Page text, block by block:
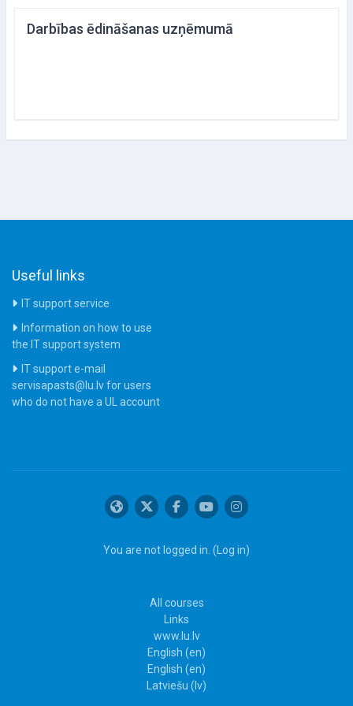
Darbības ēdināšanas uzņēmumā
Useful links
IT support service
Information on how to use
the IT support system
IT support e-mail
servisapasts@lu.lv for users
who do not have a UL account
You are not logged in. ( Log in)
All courses
Links
www.lu.lv
English ‎(en)‎
English ‎(en)‎
Latviešu ‎(lv)‎